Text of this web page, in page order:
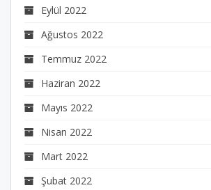
Eylül 2022
Ağustos 2022
Temmuz 2022
Haziran 2022
Mayıs 2022
Nisan 2022
Mart 2022
Şubat 2022